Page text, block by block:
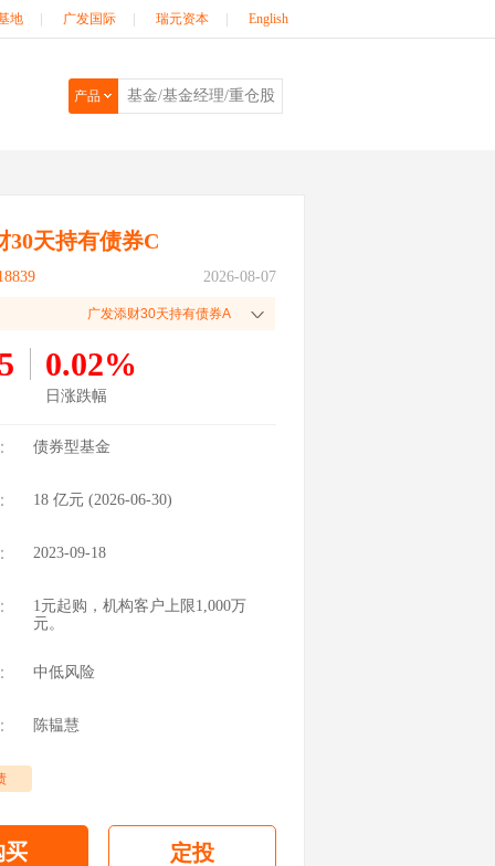
地 广发国际 瑞元资本 English
产品
30天持有债券C
2026-08-07
广发添财30天持有债券A
0.02%
日涨跌幅
债券型基金
18 亿元 (2026-06-30)
2023-09-18
1元起购，机构客户上限1,000万
元。
中低风险
陈韫慧
买 定投